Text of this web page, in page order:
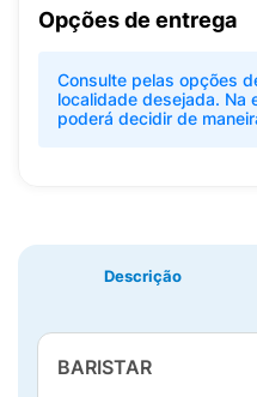
Opções de entrega
Consulte pelas opções
localidade desejada. Na
poderá decidir de
Descrição
BARISTAR